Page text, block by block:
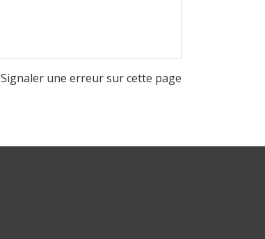
Signaler une erreur sur cette page